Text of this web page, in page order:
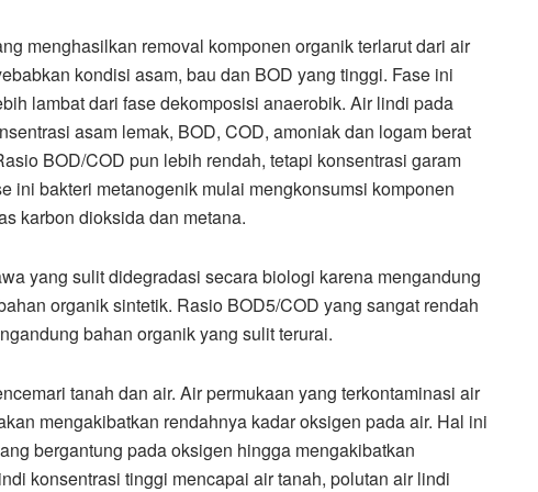
menghasilkan removal komponen organik terlarut dari air
kondisi asam, bau dan BOD yang tinggi. Fase ini
lambat dari fase dekomposisi anaerobik. Air lindi pada
asam lemak, BOD, COD, amoniak dan logam berat
BOD/COD pun lebih rendah, tetapi konsentrasi garam
ini bakteri metanogenik mulai mengkonsumsi komponen
karbon dioksida dan metana.
yang sulit didegradasi secara biologi karena mengandung
organik sintetik. Rasio BOD5/COD yang sangat rendah
bahan organik yang sulit terurai.
tanah dan air. Air permukaan yang terkontaminasi air
mengakibatkan rendahnya kadar oksigen pada air. Hal ini
bergantung pada oksigen hingga mengakibatkan
konsentrasi tinggi mencapai air tanah, polutan air lindi